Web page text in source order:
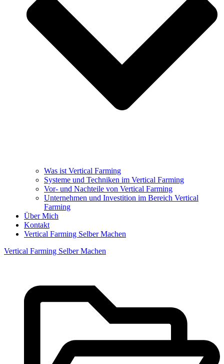
Was ist Vertical Farming
Systeme und Techniken im Vertical Farming
Vor- und Nachteile von Vertical Farming
Unternehmen und Investition im Bereich Vertical
Farming
Über Mich
Kontakt
Vertical Farming Selber Machen
Vertical Farming Selber Machen